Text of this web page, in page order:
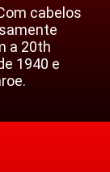
cabelos
a 20th
1940 e